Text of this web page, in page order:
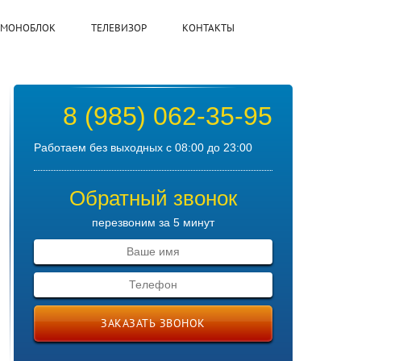
МОНОБЛОК ТЕЛЕВИЗОР КОНТАКТЫ
8 (985) 062-35-95
Работаем без выходных с 08:00 до 23:00
Обратный звонок
перезвоним за 5 минут
ЗАКАЗАТЬ ЗВОНОК